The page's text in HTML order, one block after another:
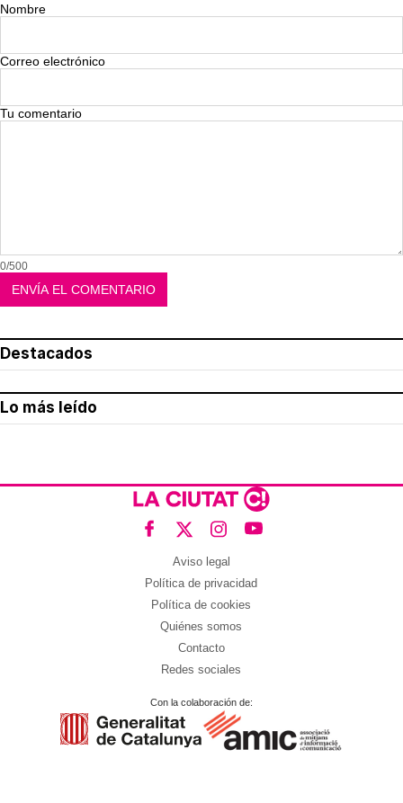
Nombre
Correo electrónico
Tu comentario
0/500
Destacados
Lo más leído
Aviso legal
Política de privacidad
Política de cookies
Quiénes somos
Contacto
Redes sociales
Con la colaboración de: